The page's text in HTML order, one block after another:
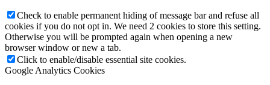
Check to enable permanent hiding of message bar and refuse all
cookies if you do not opt in. We need 2 cookies to store this setting.
Otherwise you will be prompted again when opening a new
browser window or new a tab.
Click to enable/disable essential site cookies.
Google Analytics Cookies